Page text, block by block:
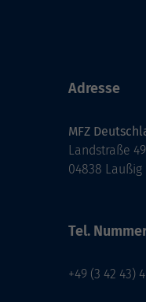
Adresse
MFZ
Landstraße
04838 Laußig
Tel.
+49 (3 42 43)